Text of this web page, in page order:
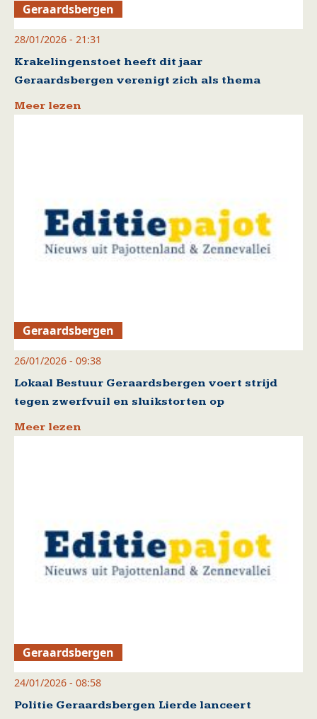
Geraardsbergen
28/01/2026 - 21:31
Krakelingenstoet heeft dit jaar
Geraardsbergen verenigt zich als thema
Meer lezen
Geraardsbergen
26/01/2026 - 09:38
Lokaal Bestuur Geraardsbergen voert strijd
tegen zwerfvuil en sluikstorten op
Meer lezen
Geraardsbergen
24/01/2026 - 08:58
Politie Geraardsbergen Lierde lanceert